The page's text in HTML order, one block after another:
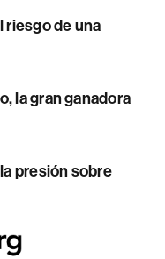
riesgo de una
la gran ganadora
presión sobre